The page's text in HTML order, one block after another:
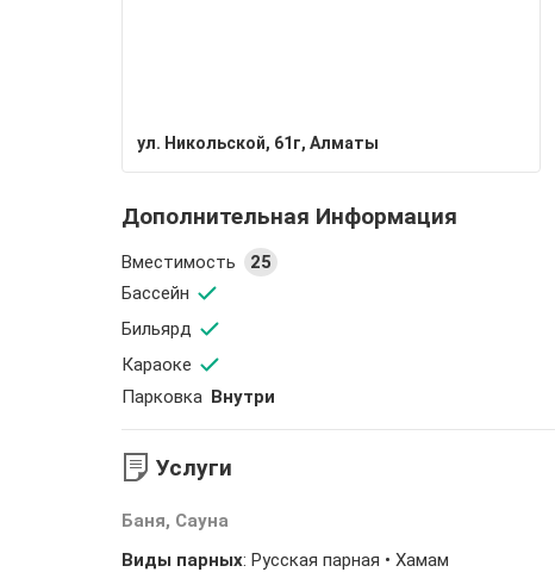
ул. Никольской, 61г, Алматы
Дополнительная Информация
Вместимость 25
Бассейн
Бильярд
Караоке
Парковка Внутри
Услуги
Баня, Сауна
Виды парных: Русская парная • Хамам